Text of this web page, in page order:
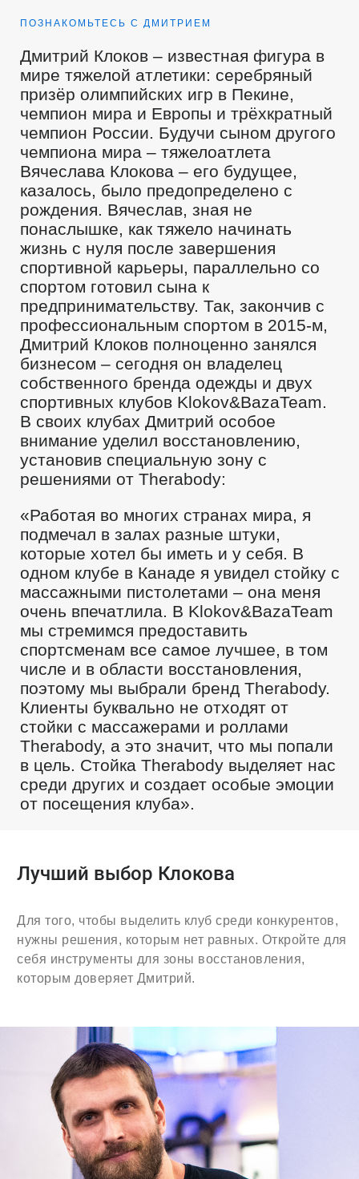
ПОЗНАКОМЬТЕСЬ С ДМИТРИЕМ
Дмитрий Клоков – известная фигура в
мире тяжелой атлетики: серебряный
призёр олимпийских игр в Пекине,
чемпион мира и Европы и трёхкратный
чемпион России. Будучи сыном другого
чемпиона мира – тяжелоатлета
Вячеслава Клокова – его будущее,
казалось, было предопределено с
рождения. Вячеслав, зная не
понаслышке, как тяжело начинать
жизнь с нуля после завершения
спортивной карьеры, параллельно со
спортом готовил сына к
предпринимательству. Так, закончив с
профессиональным спортом в 2015-м,
Дмитрий Клоков полноценно занялся
бизнесом – сегодня он владелец
собственного бренда одежды и двух
спортивных клубов Klokov&BazaTeam.
В своих клубах Дмитрий особое
внимание уделил восстановлению,
установив специальную зону с
решениями от Therabody:
«Работая во многих странах мира, я
подмечал в залах разные штуки,
которые хотел бы иметь и у себя. В
одном клубе в Канаде я увидел стойку с
массажными пистолетами – она меня
очень впечатлила. В Klokov&BazaTeam
мы стремимся предоставить
спортсменам все самое лучшее, в том
числе и в области восстановления,
поэтому мы выбрали бренд Therabody.
Клиенты буквально не отходят от
стойки с массажерами и роллами
Therabody, а это значит, что мы попали
в цель. Стойка Therabody выделяет нас
среди других и создает особые эмоции
от посещения клуба».
Лучший выбор Клокова
Для того, чтобы выделить клуб среди конкурентов,
нужны решения, которым нет равных. Откройте для
себя инструменты для зоны восстановления,
которым доверяет Дмитрий.